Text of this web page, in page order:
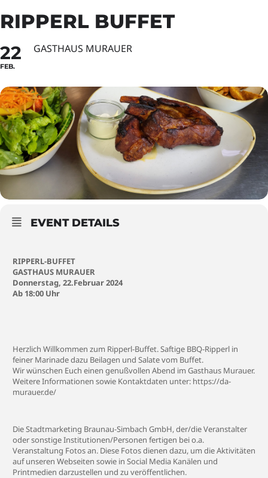
RIPPERL BUFFET
22
FEB.
GASTHAUS MURAUER
EVENT DETAILS
RIPPERL-BUFFET
GASTHAUS MURAUER
Donnerstag, 22.Februar 2024
Ab 18:00 Uhr
Herzlich Willkommen zum Ripperl-Buffet. Saftige BBQ-Ripperl in
feiner Marinade dazu Beilagen und Salate vom Buffet.
Wir wünschen Euch einen genußvollen Abend im Gasthaus Murauer.
Weitere Informationen sowie Kontaktdaten unter: https://da-
murauer.de/
Die Stadtmarketing Braunau-Simbach GmbH, der/die Veranstalter
oder sonstige Institutionen/Personen fertigen bei o.a.
Veranstaltung Fotos an. Diese Fotos dienen dazu, um die Aktivitäten
auf unseren Webseiten sowie in Social Media Kanälen und
Printmedien darzustellen und zu veröffentlichen.